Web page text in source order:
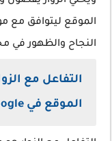
الموقع ليتوافق مع
النجاح والظهور في
التفاعل مع
الموقع في Google؟